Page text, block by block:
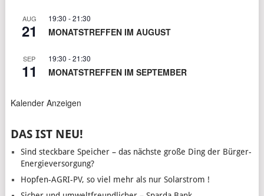
AUG
21
19:30 -21:30
MONATSTREFFEN IM AUGUST
SEP
11
19:30 -21:30
MONATSTREFFEN IM SEPTEMBER
Kalender Anzeigen
DAS IST NEU!
Sind steckbare Speicher – das nächste große Ding der Bürger-
Energieversorgung?
Hopfen-AGRI-PV, so viel mehr als nur Solarstrom !